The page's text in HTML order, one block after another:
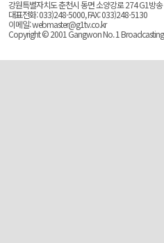
강원특별자치도 춘천시 동면 소양강로 274 G1방송
대표전화: 033)248-5000, FAX: 033)248-5130
이메일: webmaster@g1tv.co.kr
Copyright © 2001 Gangwon No. 1 Broadcasting.